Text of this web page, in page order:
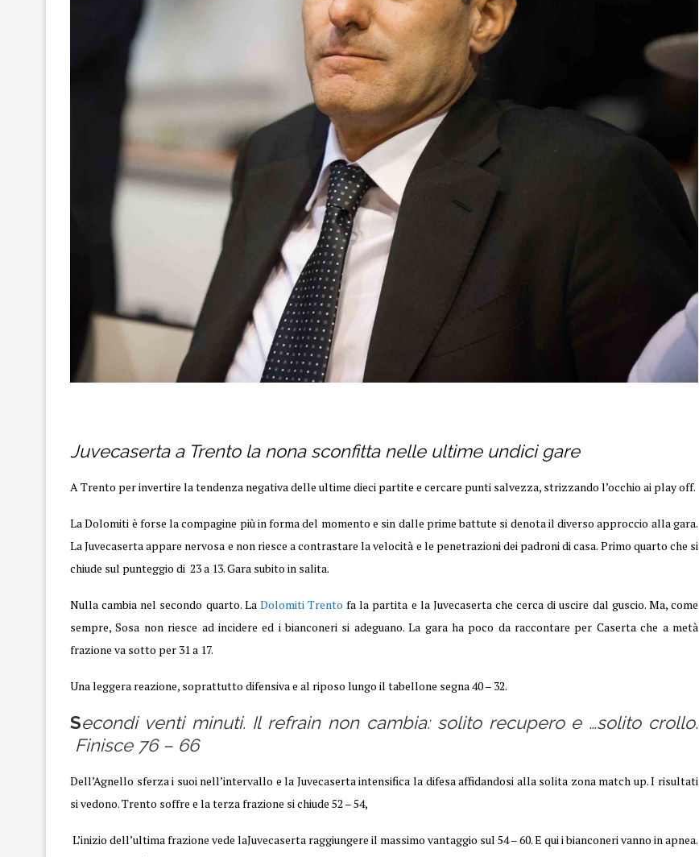
Juvecaserta a Trento la nona sconfitta nelle ultime undici gare
A Trento per invertire la tendenza negativa delle ultime dieci partite e cercare punti salvezza, strizzando l’occhio ai play off.
La Dolomiti è forse la compagine più in forma del momento e sin dalle prime battute si denota il diverso approccio alla gara.
La Juvecaserta appare nervosa e non riesce a contrastare la velocità e le penetrazioni dei padroni di casa. Primo quarto che si
chiude sul punteggio di 23 a 13. Gara subito in salita.
Nulla cambia nel secondo quarto. La Dolomiti Trento fa la partita e la Juvecaserta che cerca di uscire dal guscio. Ma, come
sempre, Sosa non riesce ad incidere ed i bianconeri si adeguano. La gara ha poco da raccontare per Caserta che a metà
frazione va sotto per 31 a 17.
Una leggera reazione, soprattutto difensiva e al riposo lungo il tabellone segna 40 – 32.
Secondi venti minuti. Il refrain non cambia: solito recupero e …solito crollo.
Finisce 76 – 66
Dell’Agnello sferza i suoi nell’intervallo e la Juvecaserta intensifica la difesa affidandosi alla solita zona match up. I risultati
si vedono. Trento soffre e la terza frazione si chiude 52 – 54,
L’inizio dell’ultima frazione vede laJuvecaserta raggiungere il massimo vantaggio sul 54 – 60. E qui i bianconeri vanno in apnea.